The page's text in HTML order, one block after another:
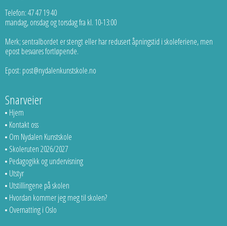
Telefon: 47 47 19 40
mandag, onsdag og torsdag fra kl. 10-13:00
Merk; sentralbordet er stengt eller har redusert åpningstid i skoleferiene, men
epost besvares fortløpende.
Epost: post@nydalenkunstskole.no
Snarveier
Hjem
Kontakt oss
Om Nydalen Kunstskole
Skoleruten 2026/2027
Pedagogikk og undervisning
Utstyr
Utstillingene på skolen
Hvordan kommer jeg meg til skolen?
Overnatting i Oslo